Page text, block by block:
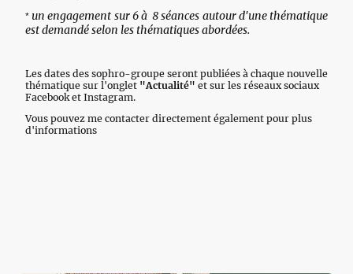
* un engagement sur 6 à 8 séances autour d'une thématique
est demandé selon les thématiques abordées.
Les dates des sophro-groupe seront publiées à chaque nouvelle
thématique sur l'onglet "Actualité" et sur les réseaux sociaux
Facebook et Instagram.
Vous pouvez me contacter directement également pour plus
d'informations